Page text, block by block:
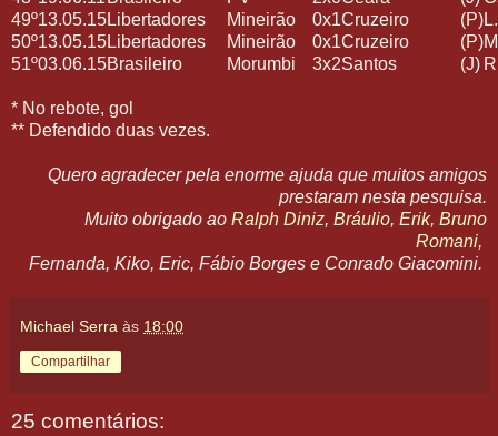
49º13.05.15Libertadores Mineirão 0x1Cruzeiro (P)
50º13.05.15Libertadores Mineirão 0x1Cruzeiro (P)
51º03.06.15Brasileiro Morumbi 3x2Santos (J)
* No rebote, gol
** Defendido duas vezes.
Quero agradecer pela enorme ajuda que muitos amigos
prestaram nesta pesquisa.
Muito obrigado ao Ralph Diniz, Bráulio, Erik, Bruno
Romani,
Fernanda, Kiko, Eric, Fábio Borges e Conrado Giacomini.
Michael Serra às 18:00
Compartilhar
25 comentários: